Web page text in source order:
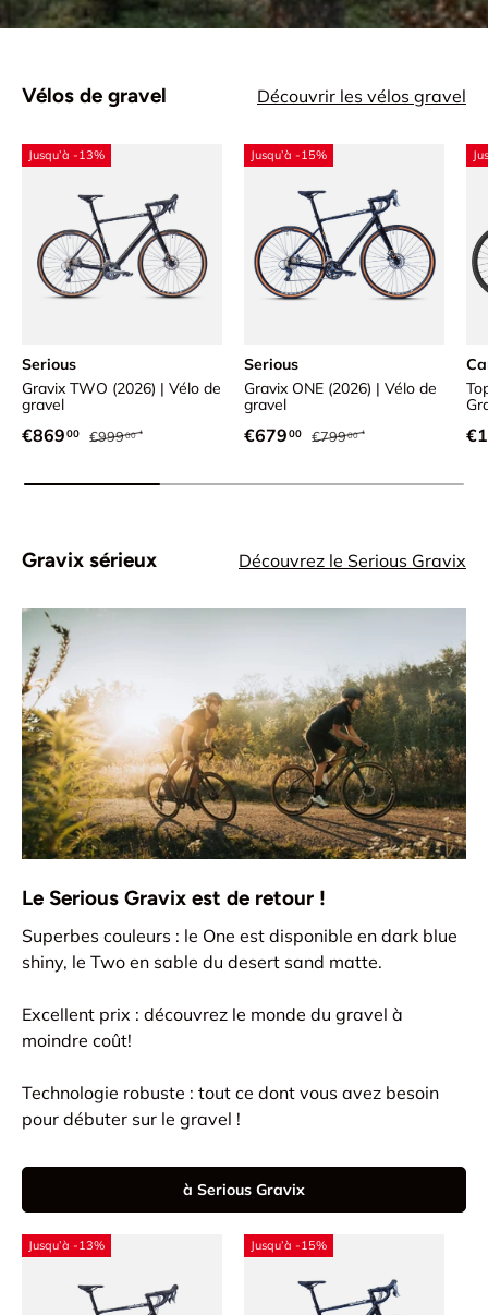
Vélos de gravel Découvrir les vélos gravel
Jusqu’à -13%
Serious
Gravix TWO (2026) | Vélo de
gravel
Prix soldé
€86900 Prix habituel
€99900
Jusqu’à -15%
Serious
Gravix ONE (2026) | Vélo de
gravel
Prix soldé
€67900 Prix habituel
€79900
Gravix sérieux Découvrez le Serious Gravix
Le Serious Gravix est de retour !
Superbes couleurs : le One est disponible en dark blue
shiny, le Two en sable du desert sand matte.
Excellent prix : découvrez le monde du gravel à
moindre coût!
Technologie robuste : tout ce dont vous avez besoin
pour débuter sur le gravel !
à Serious Gravix
Jusqu’à -13% Jusqu’à -15%